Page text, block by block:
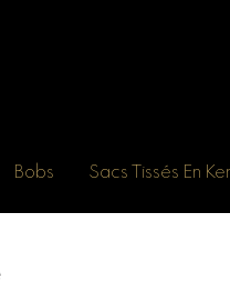
Bobs Sacs Tissés En